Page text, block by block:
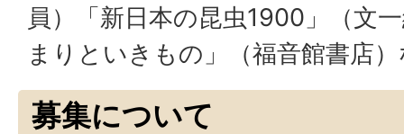
員）「新日本の昆虫1900」（文
まりといきもの」（福音館書店
募集について